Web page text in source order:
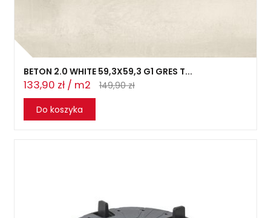
BETON 2.0 WHITE 59,3X59,3 G1 GRES T...
133,90 zł / m2
149,90 zł
Do koszyka